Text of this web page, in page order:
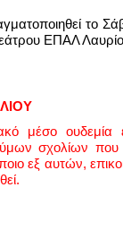
το
ΕΠΑΛ
μέσο
σχολίων που
εξ αυτών,